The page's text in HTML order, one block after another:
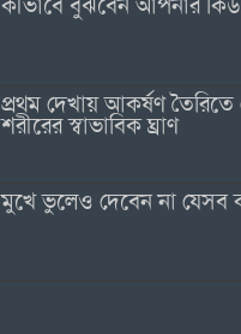
কীভাবে বুঝবেন আপনার
প্রথম দেখায় আকর্ষণ
শরীরের স্বাভাবিক ঘ্রাণ
মুখে ভুলেও দেবেন না যেসব